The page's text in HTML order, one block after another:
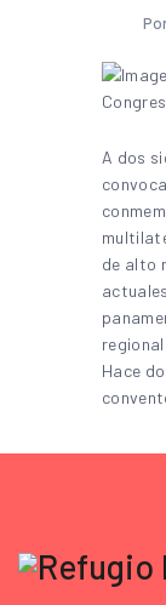
A dos
de alto
Hace